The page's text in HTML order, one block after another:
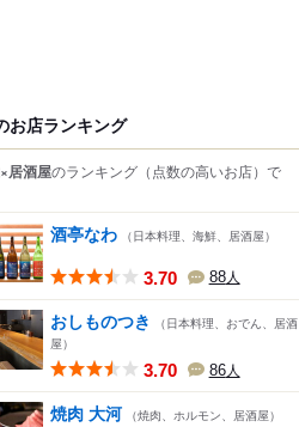
お店ランキング
居酒屋のランキング （点数の高いお店） で
酒亭なわ （日本料理、海鮮、居酒屋）
3.70 88人
おしものつき
（日本料理、おでん、居酒
屋）
3.70 86人
焼肉 大河 （焼肉、ホルモン、居酒屋）